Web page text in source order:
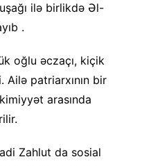
ilə birlikdə Əl-
.
oğlu əczaçı, kiçik
patriarxının bir
arasında
Zahlut da sosial